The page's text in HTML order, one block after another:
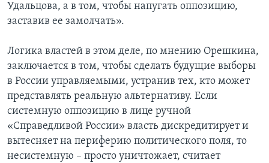
Удальцова, а в том, чтобы напугать оппозицию,
заставив ее замолчать».
Логика властей в этом деле, по мнению Орешкина,
заключается в том, чтобы сделать будущие выборы
в России управляемыми, устранив тех, кто может
представлять реальную альтернативу. Если
системную оппозицию в лице ручной
«Справедливой России» власть дискредитирует и
вытесняет на периферию политического поля, то
несистемную – просто уничтожает, считает